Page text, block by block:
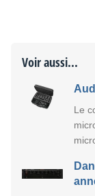
Voir aussi...
Le